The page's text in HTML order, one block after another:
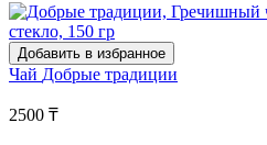
Добавить в избранное
Чай Добрые традиции
2500 ₸